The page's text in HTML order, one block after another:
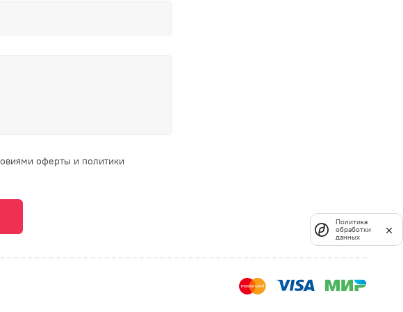
оферты и политики
Политика
обработки
данных